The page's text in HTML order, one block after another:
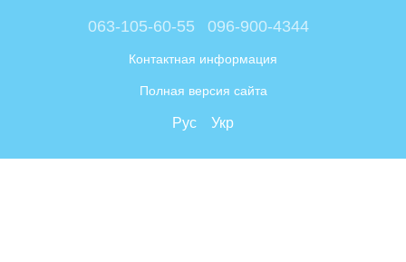
063-105-60-55 096-900-4344
Контактная информация
Полная версия сайта
Рус Укр